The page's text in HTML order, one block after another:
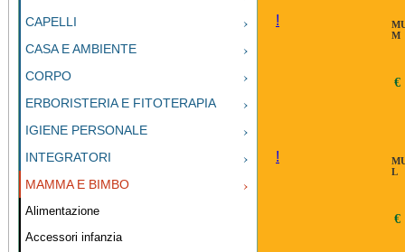
CAPELLI
CASA E AMBIENTE
CORPO
ERBORISTERIA E FITOTERAPIA
IGIENE PERSONALE
INTEGRATORI
MAMMA E BIMBO
Alimentazione
Accessori infanzia
!
M
€
!
L
€